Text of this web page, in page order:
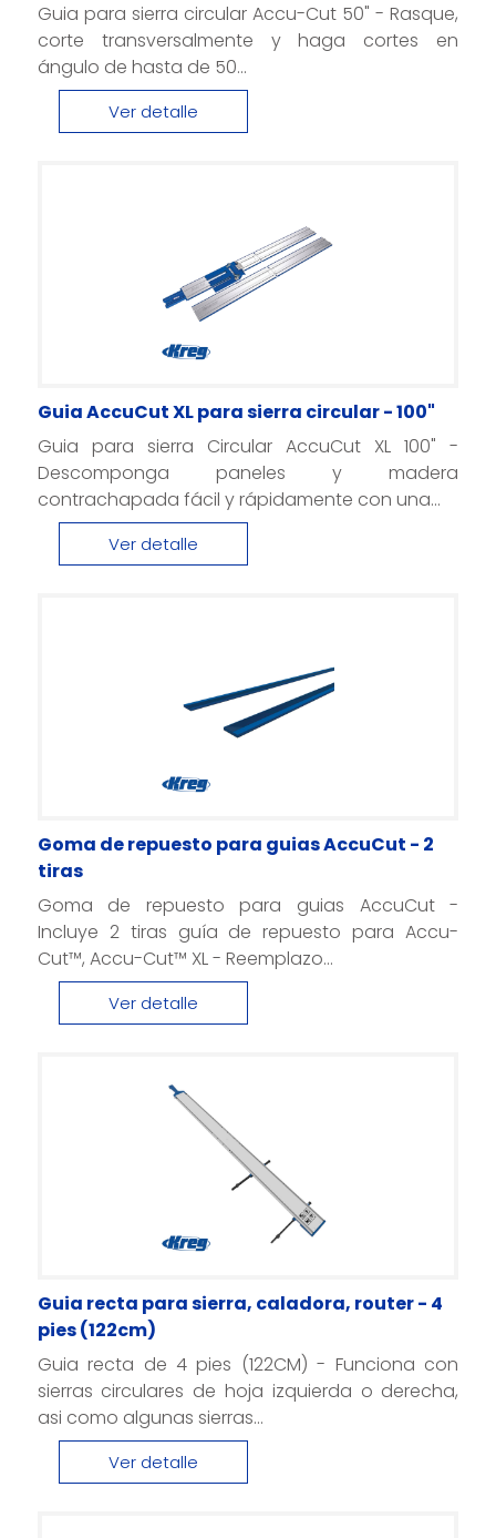
Guia para sierra circular Accu-Cut 50" - Rasque,
corte transversalmente y haga cortes en
ángulo de hasta de 50...
Ver detalle
Guia AccuCut XL para sierra circular - 100"
Guia para sierra Circular AccuCut XL 100" -
Descomponga paneles y madera
contrachapada fácil y rápidamente con una...
Ver detalle
Goma de repuesto para guias AccuCut - 2
tiras
Goma de repuesto para guias AccuCut -
Incluye 2 tiras guía de repuesto para Accu-
Cut™, Accu-Cut™ XL - Reemplazo...
Ver detalle
Guia recta para sierra, caladora, router - 4
pies (122cm)
Guia recta de 4 pies (122CM) - Funciona con
sierras circulares de hoja izquierda o derecha,
asi como algunas sierras...
Ver detalle